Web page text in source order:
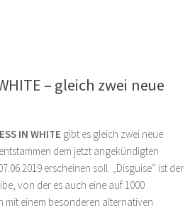
– gleich zwei neue
IN WHITE gibt es gleich zwei neue
dem jetzt angekündigten
erscheinen soll. „Disguise“ ist der
von der es auch eine auf 1000
mit einem besonderen alternativen